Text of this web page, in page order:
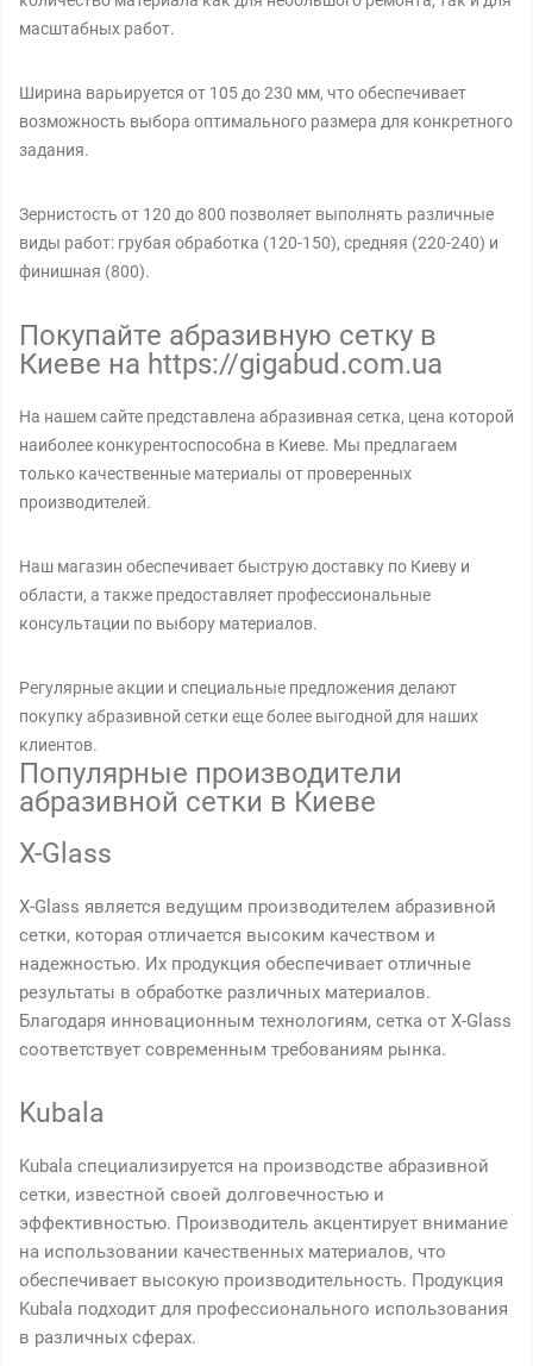
масштабных работ.
Ширина варьируется от 105 до 230 мм, что обеспечивает
возможность выбора оптимального размера для конкретного
задания.
Зернистость от 120 до 800 позволяет выполнять различные
виды работ: грубая обработка (120-150), средняя (220-240) и
финишная (800).
Покупайте абразивную сетку в
Киеве на https://gigabud.com.ua
На нашем сайте представлена абразивная сетка, цена которой
наиболее конкурентоспособна в Киеве. Мы предлагаем
только качественные материалы от проверенных
производителей.
Наш магазин обеспечивает быструю доставку по Киеву и
области, а также предоставляет профессиональные
консультации по выбору материалов.
Регулярные акции и специальные предложения делают
покупку абразивной сетки еще более выгодной для наших
клиентов.
Популярные производители
абразивной сетки в Киеве
X-Glass
X-Glass является ведущим производителем абразивной
сетки, которая отличается высоким качеством и
надежностью. Их продукция обеспечивает отличные
результаты в обработке различных материалов.
Благодаря инновационным технологиям, сетка от X-Glass
соответствует современным требованиям рынка.
Kubala
Kubala специализируется на производстве абразивной
сетки, известной своей долговечностью и
эффективностью. Производитель акцентирует внимание
на использовании качественных материалов, что
обеспечивает высокую производительность. Продукция
Kubala подходит для профессионального использования
в различных сферах.